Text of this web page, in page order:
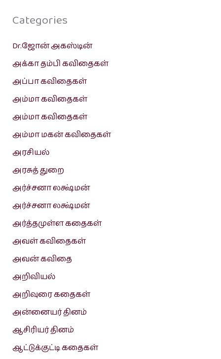
Categories
Dr.ஜோன் அகஸ்டின்
அக்கா தம்பி கவிதைகள்
அப்பா கவிதைகள்
அம்மா கவிதைகள்
அம்மா கவிதைகள்
அம்மா மகன் கவிதைகள்
அரசியல்
அரசுத் துறை
அர்ச்சனா லக்ஷ்மன்
அர்ச்சனா லக்ஷ்மன்
அர்த்தமுள்ள கதைகள்
அவள் கவிதைகள்
அவன் கவிதை
அறிவியல்
அறிவுரை கதைகள்
அன்னையர் தினம்
ஆசிரியர் தினம்
ஆட்டுக்குட்டி கதைகள்